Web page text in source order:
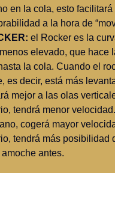
en la cola, esto facilitará
a la hora de
el Rocker es la
elevado, que hace
la cola. Cuando el
es decir, está más
mejor a las olas
tendrá menor
cogerá mayor
tendrá más posibilidad
antes.